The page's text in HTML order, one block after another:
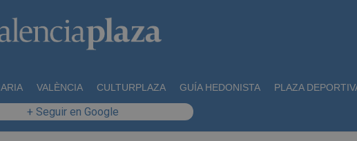
VALÈNCIA CULTURPLAZA GUÍA HEDONISTA PLAZA
+ Seguir en Google